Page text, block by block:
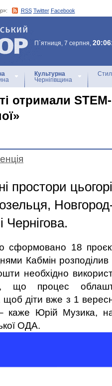
RSS Twitter Facebook
П`ятниця, 7 серпня,
Культурна
Чернігівщина
отримали
простори
сформовано 18
Кабмін розподілив
необхідно
що процес
щоб діти вже з 1
каже Юрій Музика,
ОДА.